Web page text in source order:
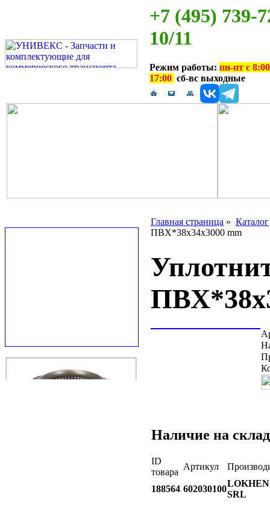
+7 (495) 739-
10/11
Режим работы: пн-пт с
17:00 сб-вс выходные
Главная страница » Каталог
ПВХ*38x34x3000 mm
Наличие на
ID
товара
Артикул
188564 602030100
LOKHEN
SRL